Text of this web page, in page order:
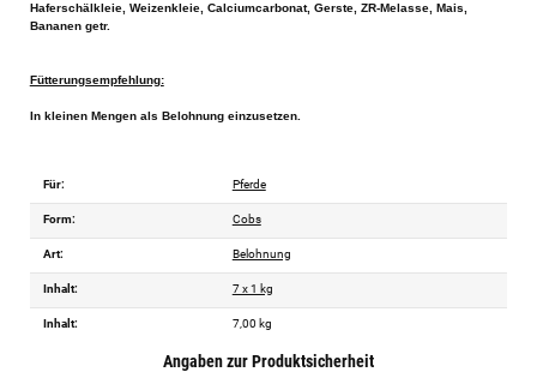
Haferschälkleie, Weizenkleie, Calciumcarbonat, Gerste, ZR-Melasse, Mais,
Bananen getr.
Fütterungsempfehlung:
In kleinen Mengen als Belohnung einzusetzen.
Für: Pferde
Form: Cobs
Art: Belohnung
Inhalt: 7 x 1 kg
Inhalt: 7,00 kg
Angaben zur Produktsicherheit